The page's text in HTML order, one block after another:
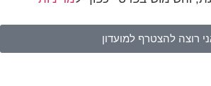
רוצה להצטרף למועדון